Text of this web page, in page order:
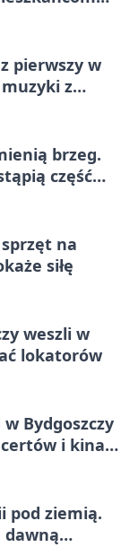
pierwszy w
muzyki z
brzeg.
część
na
siłę
weszli w
lokatorów
Bydgoszczy
i kina
pod ziemią.
dawną